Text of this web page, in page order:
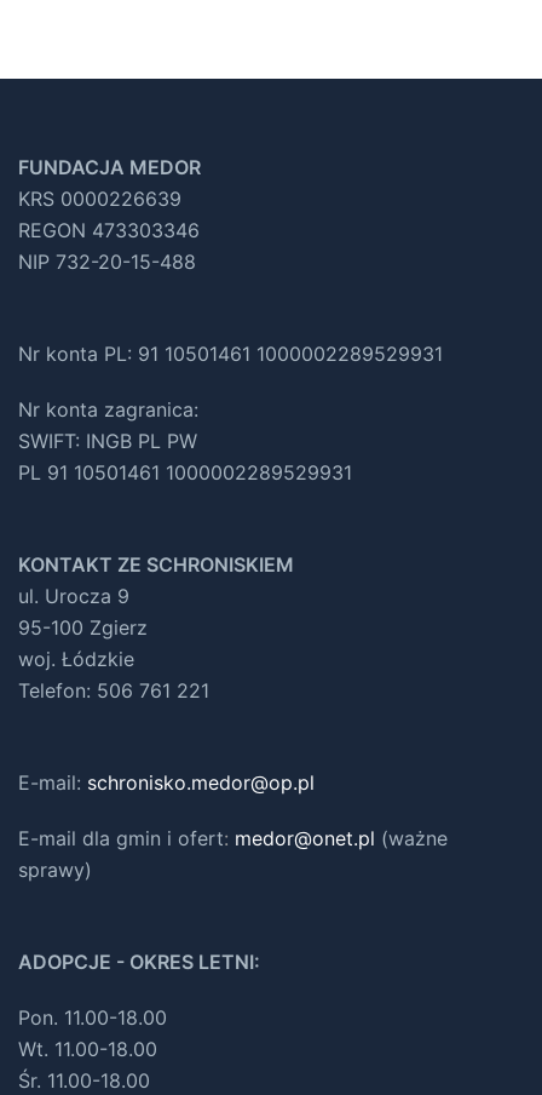
FUNDACJA MEDOR
KRS 0000226639
REGON 473303346
NIP 732-20-15-488
Nr konta PL: 91 10501461 1000002289529931
Nr konta zagranica:
SWIFT: INGB PL PW
PL 91 10501461 1000002289529931
KONTAKT ZE SCHRONISKIEM
ul. Urocza 9
95-100 Zgierz
woj. Łódzkie
Telefon: 506 761 221
E-mail: schronisko.medor@op.pl
E-mail dla gmin i ofert: medor@onet.pl (ważne
sprawy)
ADOPCJE - OKRES LETNI:
Pon. 11.00-18.00
Wt. 11.00-18.00
Śr. 11.00-18.00